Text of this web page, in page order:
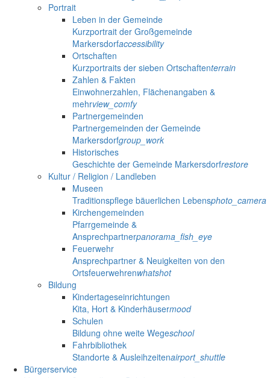
Portrait
Leben in der Gemeinde
Kurzportrait der Großgemeinde
Markersdorfaccessibility
Ortschaften
Kurzportraits der sieben Ortschaftenterrain
Zahlen & Fakten
Einwohnerzahlen, Flächenangaben &
mehrview_comfy
Partnergemeinden
Partnergemeinden der Gemeinde
Markersdorfgroup_work
Historisches
Geschichte der Gemeinde Markersdorfrestore
Kultur / Religion / Landleben
Museen
Traditionspflege bäuerlichen Lebensphoto_camera
Kirchengemeinden
Pfarrgemeinde &
Ansprechpartnerpanorama_fish_eye
Feuerwehr
Ansprechpartner & Neuigkeiten von den
Ortsfeuerwehrenwhatshot
Bildung
Kindertageseinrichtungen
Kita, Hort & Kinderhäusermood
Schulen
Bildung ohne weite Wegeschool
Fahrbibliothek
Standorte & Ausleihzeitenairport_shuttle
Bürgerservice